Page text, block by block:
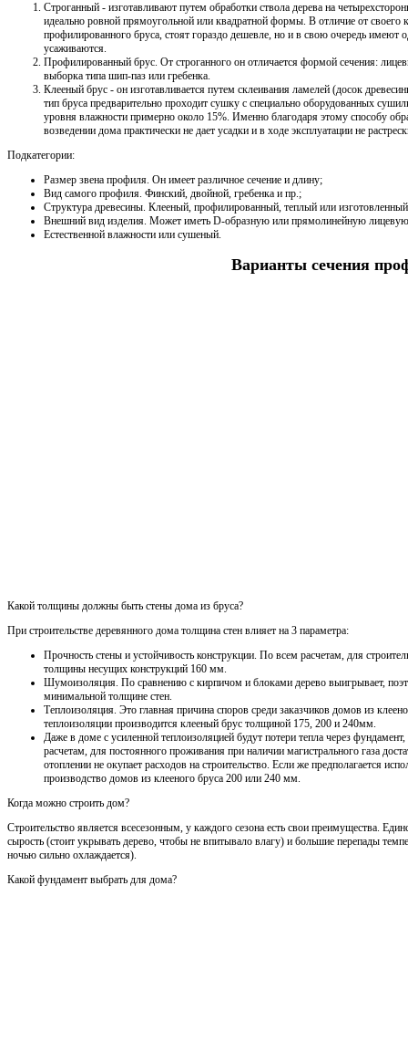
Строганный - изготавливают путем обработки ствола дерева на
идеально ровной прямоугольной или квадратной формы. В отличие от своего
профилированного бруса, стоят гораздо дешевле, но и в свою очередь имеют
усаживаются.
Профилированный брус. От строганного он отличается формой сечения:
выборка типа шип-паз или гребенка.
Клееный брус - он изготавливается путем склеивания ламелей (досок
тип бруса предварительно проходит сушку с специально оборудованных
уровня влажности примерно около 15%. Именно благодаря этому способу
возведении дома практически не дает усадки и в ходе эксплуатации не
Подкатегории:
Размер звена профиля. Он имеет различное сечение и длину;
Вид самого профиля. Финский, двойной, гребенка и пр.;
Структура древесины. Клееный, профилированный, теплый или изготовленный
Внешний вид изделия. Может иметь D-образную или прямолинейную
Естественной влажности или сушеный.
Варианты сечения
Какой толщины должны быть стены дома из бруса?
При строительстве деревянного дома толщина стен влияет на 3 параметра:
Прочность стены и устойчивость конструкции. По всем расчетам, для
толщины несущих конструкций 160 мм.
Шумоизоляция. По сравнению с кирпичом и блоками дерево выигрывает,
минимальной толщине стен.
Теплоизоляция. Это главная причина споров среди заказчиков домов из
теплоизоляции производится клееный брус толщиной 175, 200 и 240мм.
Даже в доме с усиленной теплоизоляцией будут потери тепла через
расчетам, для постоянного проживания при наличии магистрального газа
отоплении не окупает расходов на строительство. Если же предполагается
производство домов из клееного бруса 200 или 240 мм.
Когда можно строить дом?
Строительство является всесезонным, у каждого сезона есть свои преимущества.
сырость (стоит укрывать дерево, чтобы не впитывало влагу) и большие перепады
ночью сильно охлаждается).
Какой фундамент выбрать для дома?